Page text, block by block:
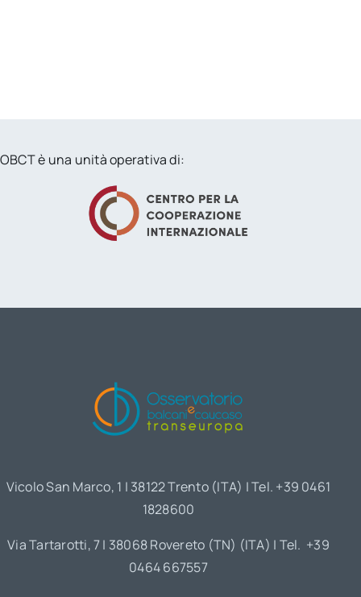
OBCT è una unità operativa di:
Vicolo San Marco, 1 | 38122 Trento (ITA) | Tel. +39 0461
1828600
Via Tartarotti, 7 | 38068 Rovereto (TN) (ITA) | Tel. +39
0464 667557